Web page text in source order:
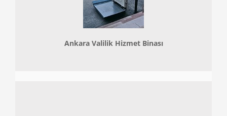
Ankara Valilik Hizmet Binası